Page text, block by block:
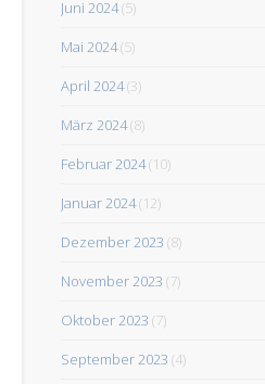
Juni 2024(5)
Mai 2024(5)
April 2024(3)
März 2024(8)
Februar 2024(10)
Januar 2024(12)
Dezember 2023 (8)
November 2023 (7)
Oktober 2023 (7)
September 2023 (4)